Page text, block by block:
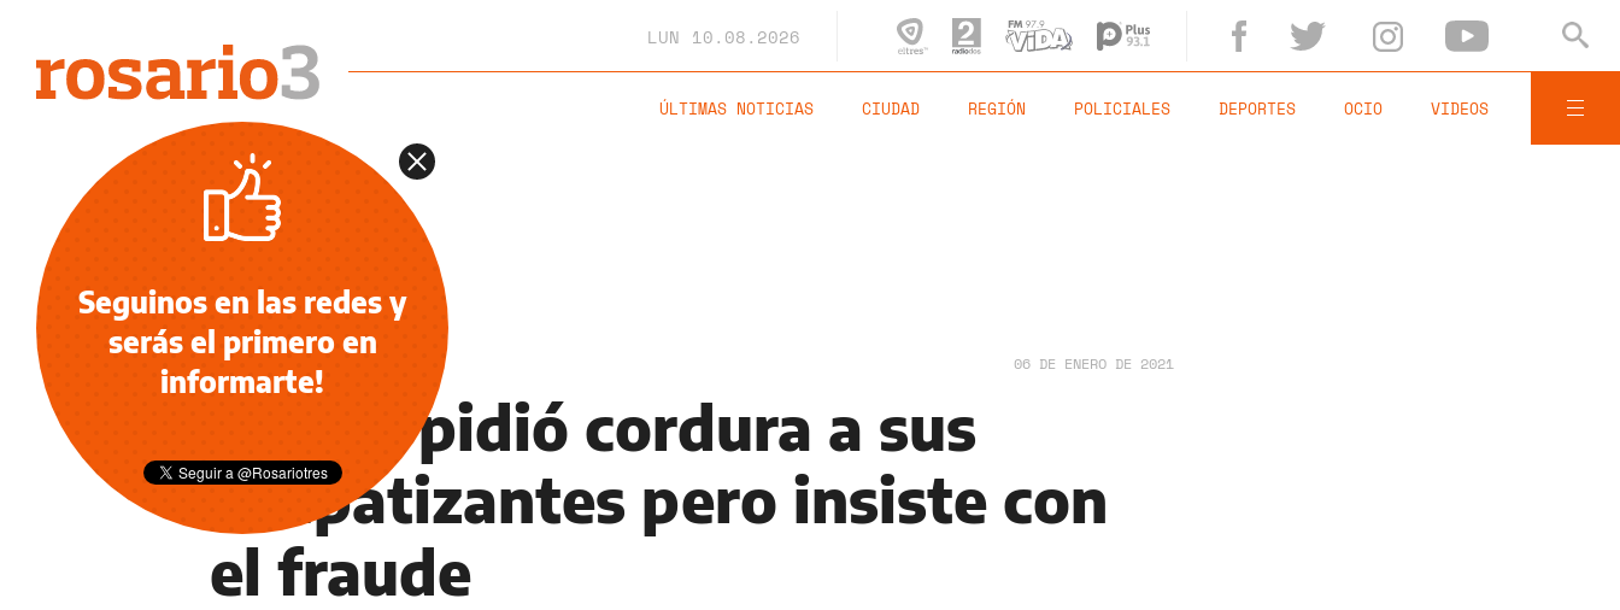
LUN 10.08.2026
ÚLTIMAS NOTICIAS CIUDAD REGIÓN POLICIALES DEPORTES OCIO VIDEOS
INFORMACIÓN GENERAL 06 DE ENERO DE 2021
Trump pidió cordura a sus
simpatizantes pero insiste con
el fraude
Seguinos en las redes y
serás el primero en
informarte!